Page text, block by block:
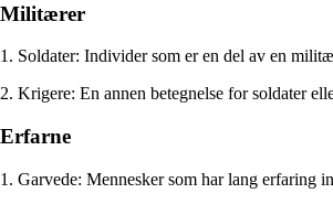
Militærer
1. Soldater: Individer som er en del av en
2. Krigere: En annen betegnelse for soldater
Erfarne
1. Garvede: Mennesker som har lang erfaring